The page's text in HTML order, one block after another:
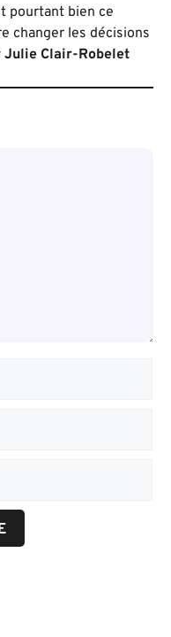
pourtant bien ce
changer les décisions
Julie Clair-Robelet